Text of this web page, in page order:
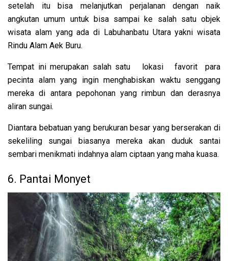
setelah itu bisa melanjutkan perjalanan dengan naik
angkutan umum untuk bisa sampai ke salah satu objek
wisata alam yang ada di Labuhanbatu Utara yakni wisata
Rindu Alam Aek Buru.
Tempat ini merupakan salah satu lokasi favorit para
pecinta alam yang ingin menghabiskan waktu senggang
mereka di antara pepohonan yang rimbun dan derasnya
aliran sungai.
Diantara bebatuan yang berukuran besar yang berserakan di
sekeliling sungai biasanya mereka akan duduk santai
sembari menikmati indahnya alam ciptaan yang maha kuasa.
6. Pantai Monyet